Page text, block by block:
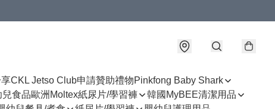
CKL Jetso Club申請贊助禮物Pinkfong Baby Shark
食品歐洲Moltex紙尿片/學習褲
韓國MyBEE清潔用品